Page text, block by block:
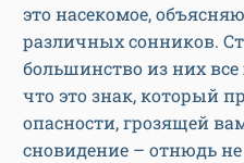
это насекомое,
различных сонников.
большинство из них
что это знак, который
опасности, грозящей
сновидение – отнюдь